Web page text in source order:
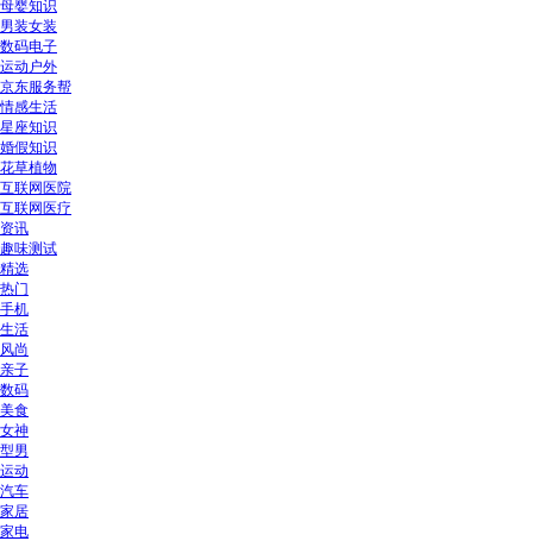
母婴知识
男装女装
数码电子
运动户外
京东服务帮
情感生活
星座知识
婚假知识
花草植物
互联网医院
互联网医疗
资讯
趣味测试
精选
热门
手机
生活
风尚
亲子
数码
美食
女神
型男
运动
汽车
家居
家电